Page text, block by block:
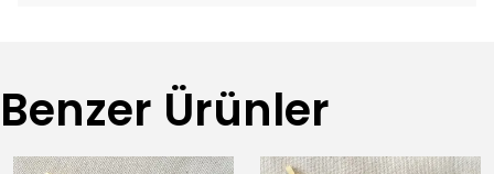
Benzer Ürünler